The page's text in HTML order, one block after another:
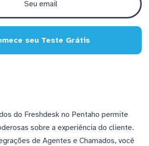
seu Teste Grátis
do Freshdesk no Pentaho permite
sobre a experiência do cliente.
de Agentes e Chamados, você